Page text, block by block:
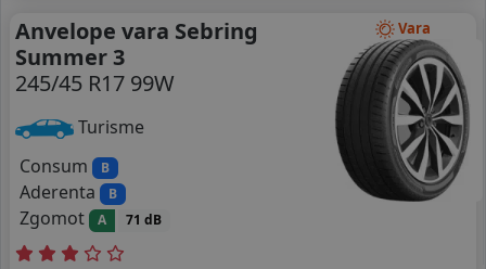
Vara
Anvelope vara Sebring
Summer 3
245/45 R17 99W
Turisme
Consum
B
Aderenta B
Zgomot A 71 dB